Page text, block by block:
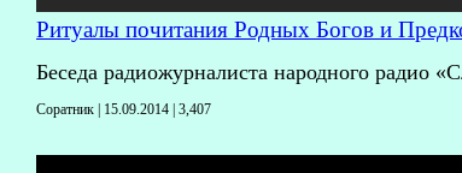
Ритуалы почитания Родных Богов и
Беседа радиожурналиста народного радио
Соратник | 15.09.2014 | 3,407